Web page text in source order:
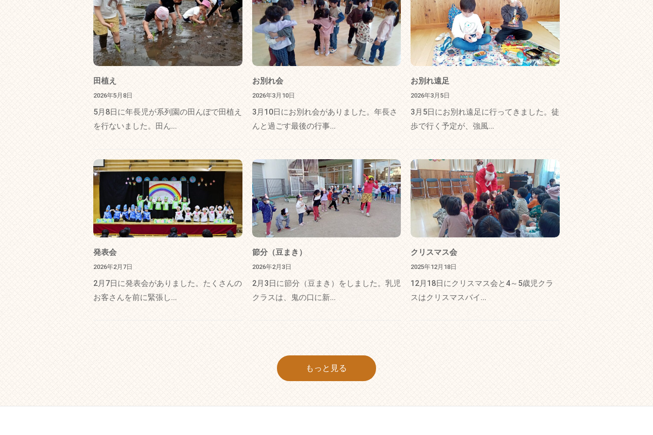
田植え
2026年5月8日
5月8日に年長児が系列園の田んぼで田植え
を行ないました。田ん...
お別れ会
2026年3月10日
3月10日にお別れ会がありました。年長さ
んと過ごす最後の行事...
お別れ遠足
2026年3月5日
3月5日にお別れ遠足に行ってきました。徒
歩で行く予定が、強風...
発表会
2026年2月7日
2月7日に発表会がありました。たくさんの
お客さんを前に緊張し...
節分（豆まき）
2026年2月3日
2月3日に節分（豆まき）をしました。乳児
クラスは、鬼の口に新...
クリスマス会
2025年12月18日
12月18日にクリスマス会と4～5歳児クラ
スはクリスマスバイ...
もっと見る